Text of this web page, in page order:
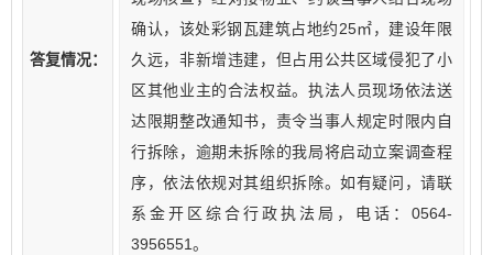
答复情况：
确认，该处彩钢瓦建筑占地约25㎡，建设年限
久远，非新增违建，但占用公共区域侵犯了小
区其他业主的合法权益。执法人员现场依法送
达限期整改通知书，责令当事人规定时限内自
行拆除，逾期未拆除的我局将启动立案调查程
序，依法依规对其组织拆除。如有疑问，请联
系金开区综合行政执法局，电话：0564-
3956551。